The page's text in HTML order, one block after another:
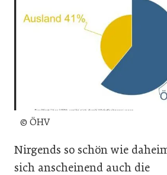
© ÖHV
Nirgends so schön wie
sich anscheinend auch die